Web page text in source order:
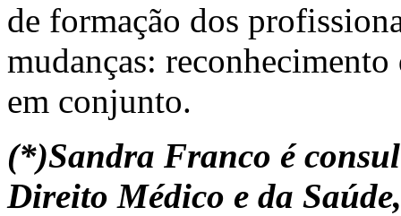
de formação dos
mudanças: reconhecimento
em conjunto.
(*)Sandra Franco é
Direito Médico e da